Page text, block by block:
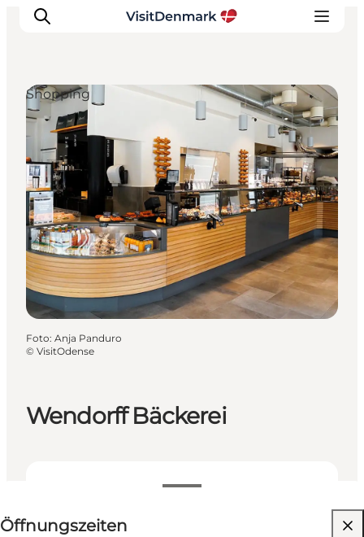
Inspiration
Regionen
Erlebnisse
Unterkünfte
Reiseplanung
Wendorff Bäckerei
Öffnungszeiten anzeigen
Öffnungszeiten
Website besuchen
Shopping
Foto: Anja Panduro
© VisitOdense